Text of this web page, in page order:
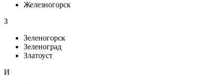
Железногорск
З
Зеленогорск
Зеленоград
Златоуст
И